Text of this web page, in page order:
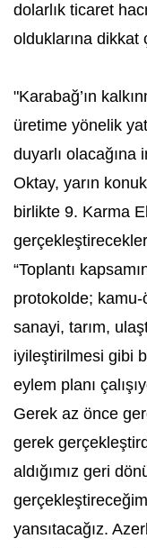
dolarlık ticaret
olduklarına dikkat
"Karabağ’ın
üretime yönelik
duyarlı olacağına
Oktay, yarın
birlikte 9. Karma
“Toplantı
protokolde; kamu-
sanayi, tarım,
iyileştirilmesi gibi
eylem planı
Gerek az önce
gerek
aldığımız geri
yansıtacağız.